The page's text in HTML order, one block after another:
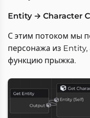
Entity → Character
С этим потоком мы
персонажа из Entity,
функцию прыжка.